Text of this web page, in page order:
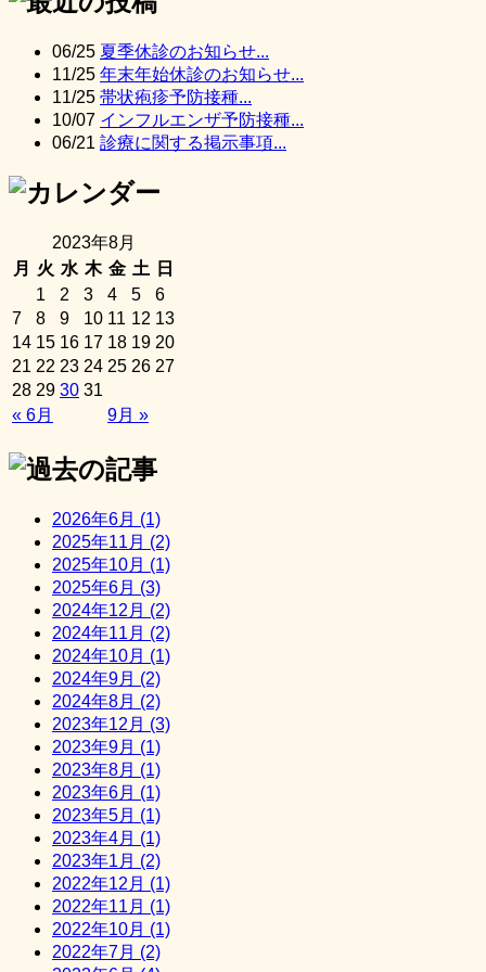
06/25 夏季休診のお知らせ...
11/25 年末年始休診のお知らせ...
11/25 帯状疱疹予防接種...
10/07 インフルエンザ予防接種...
06/21 診療に関する掲示事項...
2023年8月
月
火 水 木 金 土 日
« 6月 9月 »
1 2 3 4 5
6
7
8 9 10 11 12 13
14 15 16 17 18 19 20
21 22 23 24 25 26 27
28 29 30 31
2026年6月 (1)
2025年11月 (2)
2025年10月 (1)
2025年6月 (3)
2024年12月 (2)
2024年11月 (2)
2024年10月 (1)
2024年9月 (2)
2024年8月 (2)
2023年12月 (3)
2023年9月 (1)
2023年8月 (1)
2023年6月 (1)
2023年5月 (1)
2023年4月 (1)
2023年1月 (2)
2022年12月 (1)
2022年11月 (1)
2022年10月 (1)
2022年7月 (2)